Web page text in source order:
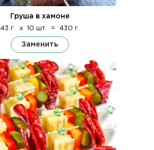
Груша в хамоне
43 г. x 10 шт. = 430 г.
Заменить